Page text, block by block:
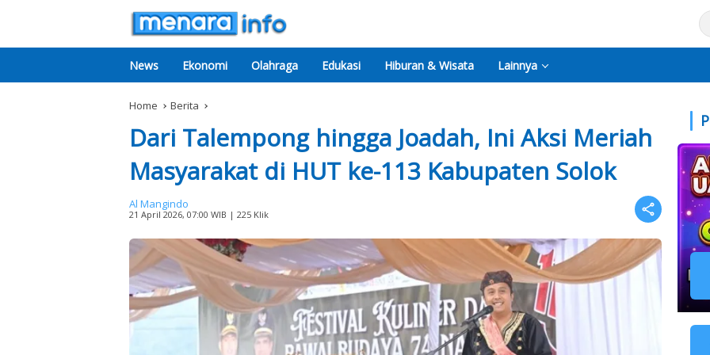
News Ekonomi Olahraga Edukasi Hiburan & Wisata Lainnya
Home Berita
Dari Talempong hingga Joadah, Ini Aksi Meriah
Masyarakat di HUT ke-113 Kabupaten Solok
Al Mangindo
21 April 2026, 07:00 WIB | 225 Klik